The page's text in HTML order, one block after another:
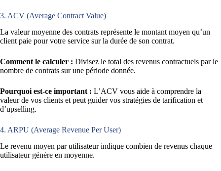
3. ACV (Average Contract Value)
La valeur moyenne des contrats représente le montant moyen qu’un
client paie pour votre service sur la durée de son contrat.
Comment le calculer : Divisez le total des revenus contractuels par le
nombre de contrats sur une période donnée.
Pourquoi est-ce important : L’ACV vous aide à comprendre la
valeur de vos clients et peut guider vos stratégies de tarification et
d’upselling.
4. ARPU (Average Revenue Per User)
Le revenu moyen par utilisateur indique combien de revenus chaque
utilisateur génère en moyenne.